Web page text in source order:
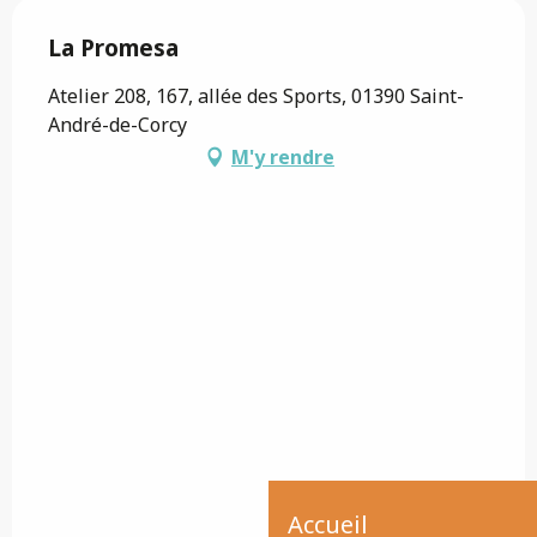
Accueil
La Promesa
Atelier 208, 167, allée des Sports, 01390 Saint-
André-de-Corcy
M'y rendre